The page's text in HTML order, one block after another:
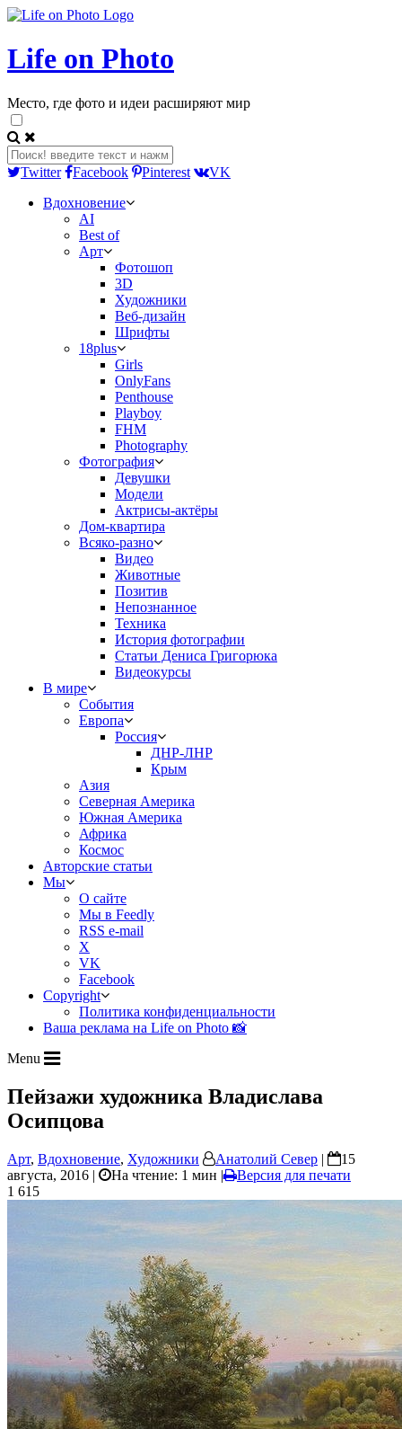
Life on Photo
Место, где фото и идеи расширяют мир
Twitter Facebook Pinterest
VK
Вдохновение
AI
Best of
Арт
Фотошоп
3D
Художники
Веб-дизайн
Шрифты
18plus
Girls
OnlyFans
Penthouse
Playboy
FHM
Photography
Фотография
Девушки
Модели
Актрисы-актёры
Дом-квартира
Всяко-разно
Видео
Животные
Позитив
Непознанное
Техника
История фотографии
Статьи Дениса Григорюка
Видеокурсы
В мире
События
Европа
Россия
ДНР-ЛНР
Крым
Азия
Северная Америка
Южная Америка
Африка
Космос
Авторские статьи
Мы
О сайте
Мы в Feedly
RSS e-mail
X
VK
Facebook
Copyright
Политика конфиденциальности
Ваша реклама на Life on Photo 📸
Menu
Пейзажи художника Владислава
Осипцова
Арт, Вдохновение, Художники Анатолий Север |
15
августа, 2016 |
На чтение: 1 мин |
Версия для печати
1 615